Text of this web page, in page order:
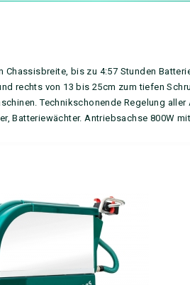
bis zu 4:57 Stunden
rechts von 13 bis 25cm zum tiefen
Technikschonende Regelung aller
Batteriewächter. Antriebsachse 800W